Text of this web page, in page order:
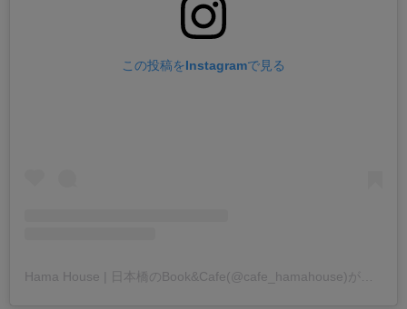
この投稿をInstagramで見る
Hama House | 日本橋のBook&Cafe(@cafe_hamahouse)がシェアした投稿